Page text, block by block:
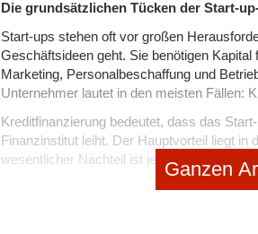
Die grundsätzlichen Tücken der Start-
Start-ups stehen oft vor großen
Geschäftsideen geht. Sie benötigen
Marketing, Personalbeschaffung und
Unternehmer lautet in den meisten Fällen:
Kreditfinanzierung bedeutet, dass das
Finanzinstitut leiht. Der Hauptvorteil liegt in
wesentlicher Nachteil ist jedoch, dass
Im Gegensatz dazu steht die
Ganzen